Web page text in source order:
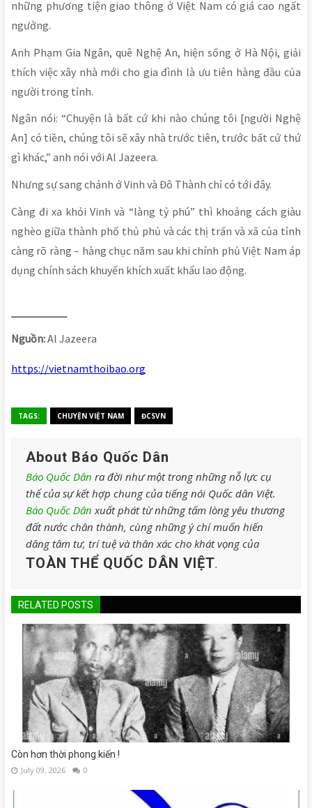
những phương tiện giao thông ở Việt Nam có giá cao ngất
ngưởng.
Anh Phạm Gia Ngân, quê Nghệ An, hiện sống ở Hà Nội, giải
thích việc xây nhà mới cho gia đình là ưu tiên hàng đầu của
người trong tỉnh.
Ngân nói: “Chuyện là bất cứ khi nào chúng tôi [người Nghệ
An] có tiền, chúng tôi sẽ xây nhà trước tiên, trước bất cứ thứ
gì khác,” anh nói với Al Jazeera.
Nhưng sự sang chảnh ở Vinh và Đô Thành chỉ có tới đây.
Càng đi xa khỏi Vinh và “làng tỷ phú” thì khoảng cách giàu
nghèo giữa thành phố thủ phủ và các thị trấn và xã của tỉnh
càng rõ ràng – hàng chục năm sau khi chính phủ Việt Nam áp
dụng chính sách khuyến khích xuất khẩu lao động.
Nguồn:Al Jazeera
https://vietnamthoibao.org
TAGS: CHUYỆN VIỆT NAM ĐCSVN
About Báo Quốc Dân
Báo Quốc Dân ra đời như một trong những nỗ lực cụ
thể của sự kết hợp chung của tiếng nói Quốc dân Việt.
Báo Quốc Dân xuất phát từ những tấm lòng yêu thương
đất nước chân thành, cùng những ý chí muốn hiến
dâng tâm tư, trí tuệ và thân xác cho khát vọng của
TOÀN THỂ QUỐC DÂN VIỆT.
RELATED POSTS
Còn hơn thời phong kiến !
July 09, 2026 0